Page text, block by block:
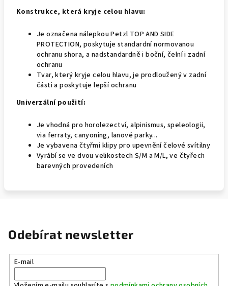
Konstrukce, která kryje celou hlavu:
Je označena nálepkou Petzl TOP AND SIDE
PROTECTION, poskytuje standardní normovanou
ochranu shora, a nadstandardně i boční, čelní i zadní
ochranu
Tvar, který kryje celou hlavu, je prodloužený v zadní
části a poskytuje lepší ochranu
Univerzální použití:
Je vhodná pro horolezectví, alpinismus, speleologii,
via ferraty, canyoning, lanové parky...
Je vybavena čtyřmi klipy pro upevnění čelové svítilny
Vyrábí se ve dvou velikostech S/M a M/L, ve čtyřech
barevných provedeních
Odebírat newsletter
E-mail